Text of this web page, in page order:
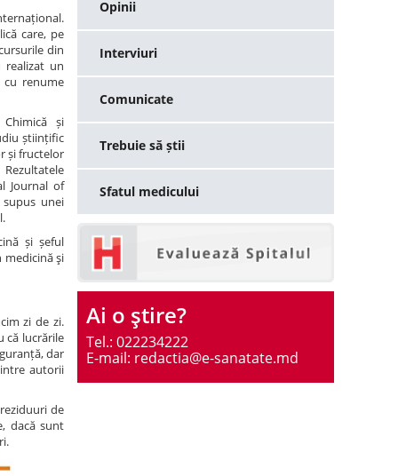
care, pe
din
realizat un
renume
și
științific
și fructelor
Journal of
unei
și șeful
medicină şi
zi de zi.
că lucrările
dar
autorii
de
dacă sunt
Opinii
Interviuri
Comunicate
Trebuie să știi
Sfatul medicului
Ai o ştire?
Tel.: 022234222
E-mail: redactia@e-sanatate.md